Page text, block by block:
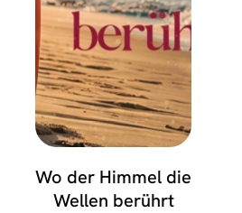
Wo der Himmel die
Wellen berührt